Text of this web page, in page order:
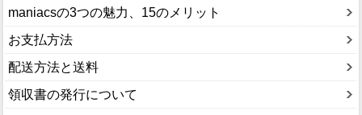
maniacsの3つの魅力、15のメリット
お支払方法
配送方法と送料
領収書の発行について